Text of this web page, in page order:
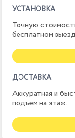
УСТАНОВКА
Точную
бесплатном
ДОСТАВКА
Аккуратная и
подъем на этаж.